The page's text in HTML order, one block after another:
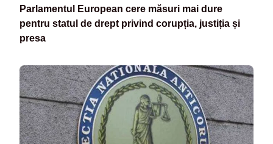
Parlamentul European cere măsuri mai dure
pentru statul de drept privind corupția, justiția și
presa